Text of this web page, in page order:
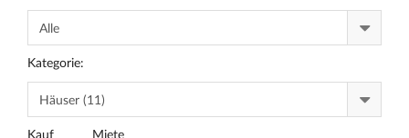
Kategorie:
Kauf Miete